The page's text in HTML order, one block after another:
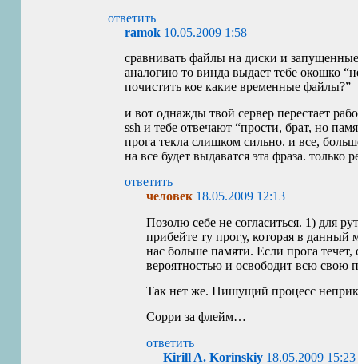
ответить
ramok 10.05.2009 1:58
сравнивать файлы на диски и
аналогию то винда выдает тебе окошко
почистить кое какие временные файлы?”
и вот однажды твой сервер перестает
ssh и тебе отвечают “прости, брат, но
прога текла слишком сильно. и все,
на все будет выдаватся эта фраза. только
ответить
человек 18.05.2009 12:13
Позолю себе не согласиться. 1) для
прибейте ту прогу, которая в данный
нас больше памяти. Если прога
вероятностью и освободит всю свою
Так нет же. Пишущий процесс
Сорри за флейм…
ответить
Kirill A. Korinskiy 18.05.2009 15:23